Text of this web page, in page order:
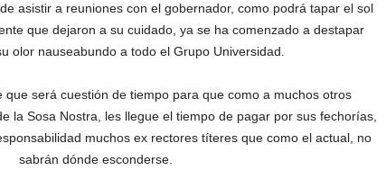
asistir a reuniones con el gobernador, como podrá tapar el sol
que dejaron a su cuidado, ya se ha comenzado a destapar
olor nauseabundo a todo el Grupo Universidad.
que será cuestión de tiempo para que como a muchos otros
la Sosa Nostra, les llegue el tiempo de pagar por sus fechorías,
muchos ex rectores títeres que como el actual, no
sabrán dónde esconderse.